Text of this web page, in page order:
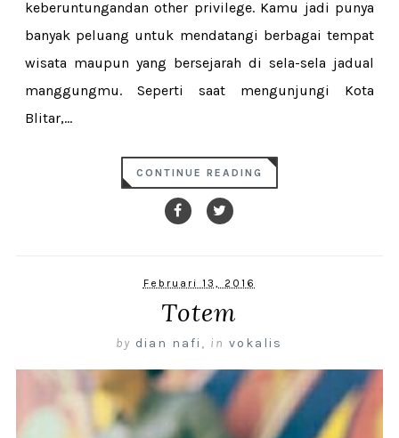
keberuntungandan other privilege. Kamu jadi punya
banyak peluang untuk mendatangi berbagai tempat
wisata maupun yang bersejarah di sela-sela jadual
manggungmu. Seperti saat mengunjungi Kota
Blitar,...
CONTINUE READING
Februari 13, 2016
Totem
by dian nafi , in vokalis